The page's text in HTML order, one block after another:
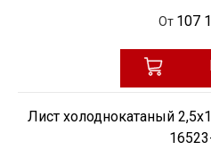
От 107
Лист холоднокатаный